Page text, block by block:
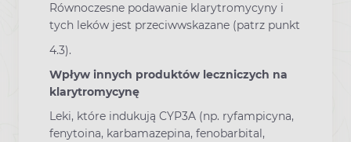
Równoczesne podawanie klarytromycyny i
tych leków jest przeciwwskazane (patrz punkt
4.3).
Wpływ innych produktów leczniczych na
klarytromycynę
Leki, które indukują CYP3A (np. ryfampicyna,
fenytoina, karbamazepina, fenobarbital,